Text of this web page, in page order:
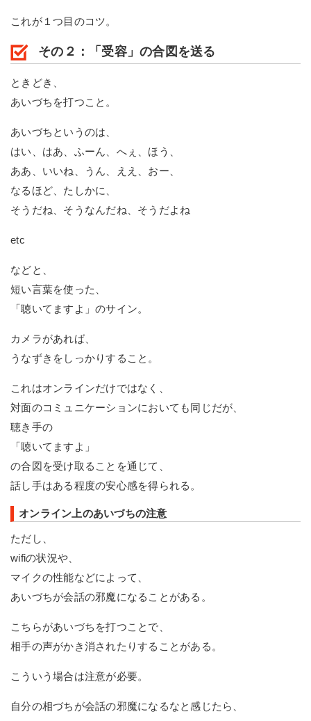
これが１つ目のコツ。
その２：「受容」の合図を送る
ときどき、
あいづちを打つこと。
あいづちというのは、
はい、はあ、ふーん、へぇ、ほう、
ああ、いいね、うん、ええ、おー、
なるほど、たしかに、
そうだね、そうなんだね、そうだよね
etc
などと、
短い言葉を使った、
「聴いてますよ」のサイン。
カメラがあれば、
うなずきをしっかりすること。
これはオンラインだけではなく、
対面のコミュニケーションにおいても同じだが、
聴き手の
「聴いてますよ」
の合図を受け取ることを通じて、
話し手はある程度の安心感を得られる。
オンライン上のあいづちの注意
ただし、
wifiの状況や、
マイクの性能などによって、
あいづちが会話の邪魔になることがある。
こちらがあいづちを打つことで、
相手の声がかき消されたりすることがある。
こういう場合は注意が必要。
自分の相づちが会話の邪魔になるなと感じたら、